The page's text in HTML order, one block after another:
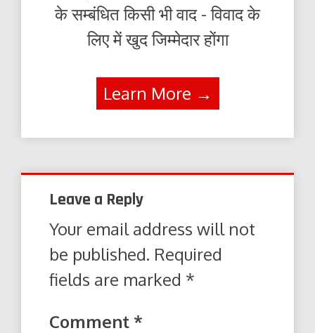
के सम्बंधित किसी भी वाद - विवाद के
लिए में खुद जिम्मेदार होंगा
Learn More →
Leave a Reply
Your email address will not
be published. Required
fields are marked *
Comment *